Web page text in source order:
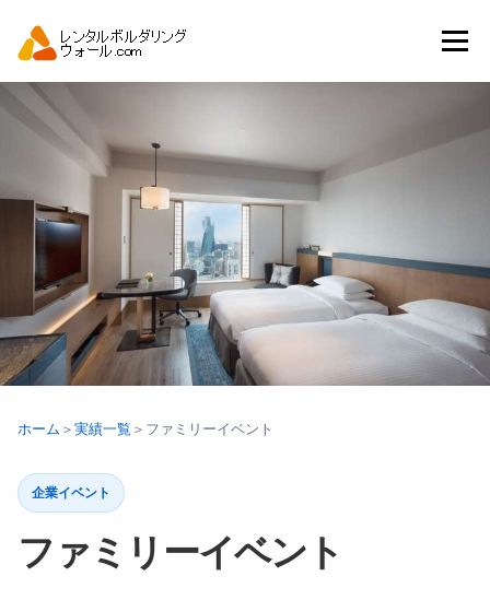
メニュー
トップ
アーバンスポーツイベント.JP
ホーム ＞実績一覧 ＞ ファミリーイベント
企業イベント
ファミリーイベント